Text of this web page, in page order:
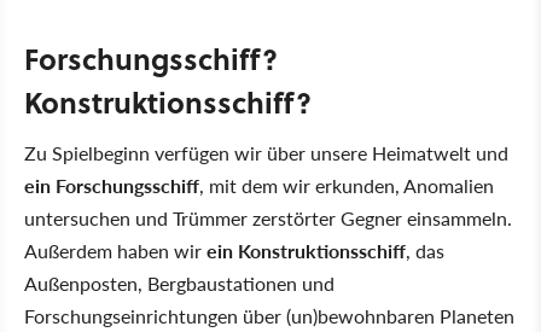
Forschungsschiff?
Konstruktionsschiff?
Zu Spielbeginn verfügen wir über unsere Heimatwelt und
ein Forschungsschiff, mit dem wir erkunden, Anomalien
untersuchen und Trümmer zerstörter Gegner einsammeln.
Außerdem haben wirein Konstruktionsschiff, das
Außenposten, Bergbaustationen und
Forschungseinrichtungen über (un)bewohnbaren Planeten